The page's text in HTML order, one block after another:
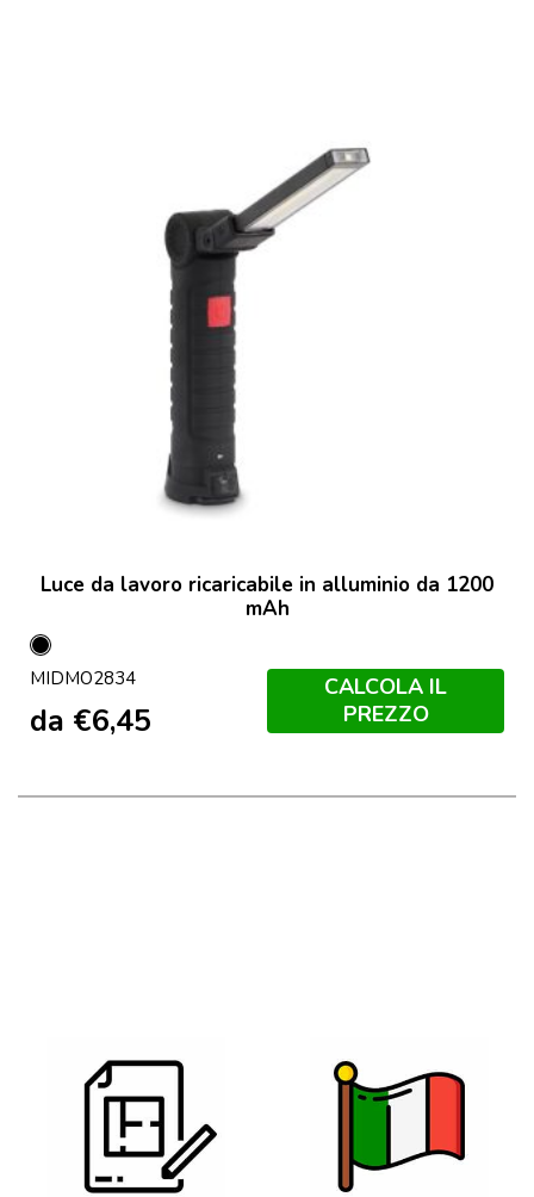
Luce da lavoro ricaricabile in alluminio da 1200
mAh
Nero
MIDMO2834
da €6,45
CALCOLA IL
PREZZO